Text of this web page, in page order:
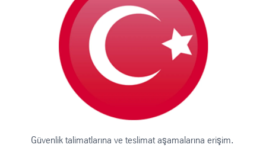
Güvenlik talimatlarına ve teslimat aşamalarına erişim.